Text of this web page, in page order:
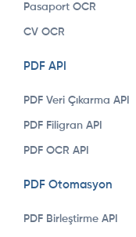
Pasaport OCR
CV OCR
PDF API
PDF Veri Çıkarma API
PDF Filigran API
PDF OCR API
PDF Otomasyon
PDF Birleştirme API